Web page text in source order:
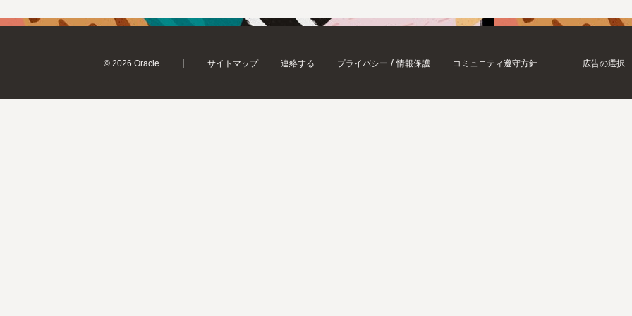
© 2026 Oracle | サイトマップ 連絡する プライバシー / 情報保護 コミュニティ遵守方針 広告の選択